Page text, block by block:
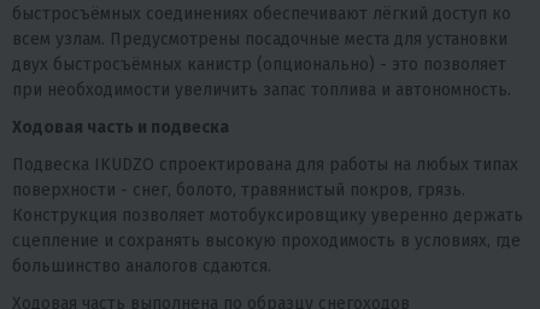
быстросъёмных соединениях обеспечивают лёгкий доступ ко
всем узлам. Предусмотрены посадочные места для установки
двух быстросъёмных канистр (опционально) - это позволяет
при необходимости увеличить запас топлива и автономность.
Ходовая часть и подвеска
Подвеска IKUDZO спроектирована для работы на любых типах
поверхности - снег, болото, травянистый покров, грязь.
Конструкция позволяет мотобуксировщику уверенно держать
сцепление и сохранять высокую проходимость в условиях, где
большинство аналогов сдаются.
Ходовая часть выполнена по образцу снегоходов